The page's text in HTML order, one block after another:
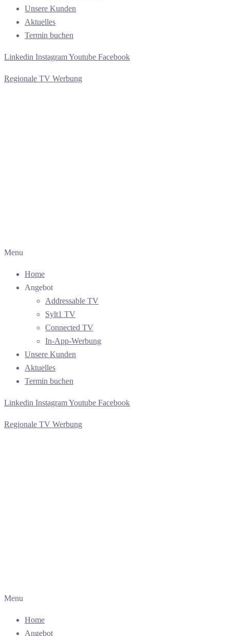
Unsere Kunden
Aktuelles
Termin buchen
Linkedin InstagramYoutube Facebook
Regionale TV Werbung
Menu
Home
Angebot
Addressable TV
Sylt1 TV
Connected TV
In-App-Werbung
Unsere Kunden
Aktuelles
Termin buchen
Linkedin InstagramYoutube Facebook
Regionale TV Werbung
Menu
Home
Angebot